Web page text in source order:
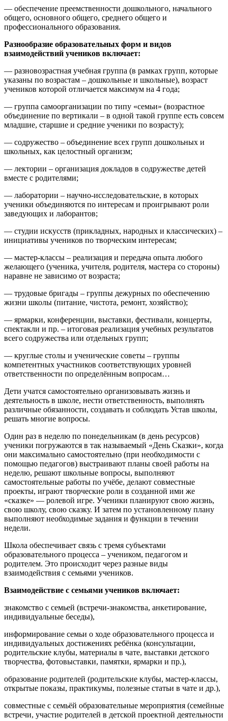
— обеспечение преемственности дошкольного, начального
общего, основного общего, среднего общего и
профессионального образования.
Разнообразие образовательных форм и видов
взаимодействий учеников включает:
— разновозрастная учебная группа (в рамках групп, которые
указаны по возрастам – дошкольные и школьные), возраст
учеников которой отличается максимум на 4 года;
— группа самоорганизации по типу «семьи» (возрастное
объединение по вертикали – в одной такой группе есть совсем
младшие, старшие и средние ученики по возрасту);
— содружество – объединение всех групп дошкольных и
школьных, как целостный организм;
— лектории – организация докладов в содружестве детей
вместе с родителями;
— лаборатории – научно-исследовательские, в которых
ученики объединяются по интересам и проигрывают роли
заведующих и лаборантов;
— студии искусств (прикладных, народных и классических) –
инициативы учеников по творческим интересам;
— мастер-классы – реализация и передача опыта любого
желающего (ученика, учителя, родителя, мастера со стороны)
наравне не зависимо от возраста;
— трудовые бригады – группы дежурных по обеспечению
жизни школы (питание, чистота, ремонт, хозяйство);
— ярмарки, конференции, выставки, фестивали, концерты,
спектакли и пр. – итоговая реализация учебных результатов
всего содружества или отдельных групп;
— круглые столы и ученические советы – группы
компетентных участников соответствующих уровней
ответственности по определённым вопросам…
Дети учатся самостоятельно организовывать жизнь и
деятельность в школе, нести ответственность, выполнять
различные обязанности, создавать и соблюдать Устав школы,
решать многие вопросы.
Один раз в неделю по понедельникам (в день ресурсов)
ученики погружаются в так называемый «День Сказки», когда
они максимально самостоятельно (при необходимости с
помощью педагогов) выстраивают планы своей работы на
неделю, решают школьные вопросы, выполняют
самостоятельные работы по учёбе, делают совместные
проекты, играют творческие роли в созданной ими же
«сказке» — ролевой игре. Ученики планируют свою жизнь,
свою школу, свою сказку. И затем по установленному плану
выполняют необходимые задания и функции в течении
недели.
Школа обеспечивает связь с тремя субъектами
образовательного процесса – учеником, педагогом и
родителем. Это происходит через разные виды
взаимодействия с семьями учеников.
Взаимодействие с семьями учеников включает:
знакомство с семьей (встречи-знакомства, анкетирование,
индивидуальные беседы),
информирование семьи о ходе образовательного процесса и
индивидуальных достижениях ребёнка (консультации,
родительские клубы, материалы в чате, выставки детского
творчества, фотовыставки, памятки, ярмарки и пр.),
образование родителей (родительские клубы, мастер-классы,
открытые показы, практикумы, полезные статьи в чате и др.),
совместные с семьёй образовательные мероприятия (семейные
встречи, участие родителей в детской проектной деятельности